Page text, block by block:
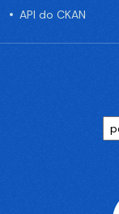
API do CKAN